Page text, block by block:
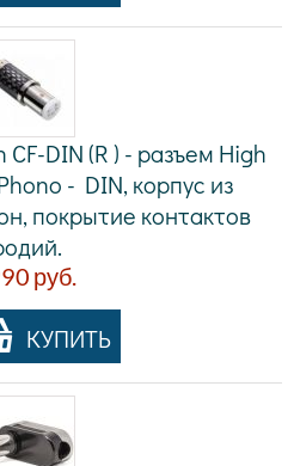
DIN (R ) - разъем High
- DIN, корпус из
покрытие контактов
руб.
КУПИТЬ